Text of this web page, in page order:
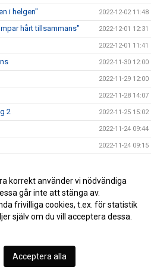
i helgen" 2022-12-02 11:48
hårt tillsammans" 2022-12-01 12:31
2022-12-01 11:41
2022-11-30 12:00
2022-11-29 12:00
2022-11-28 14:07
2 2022-11-25 15:02
2022-11-24 09:44
2022-11-24 09:15
2022-11-21 11:08
2022-11-19 19:10
2022-11-19 13:09
3!
korrekt använder vi nödvändiga
går inte att stänga av.
frivilliga cookies, t.ex. för statistik
själv om du vill acceptera dessa.
Acceptera alla